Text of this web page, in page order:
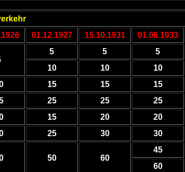
01.12.1927 15.10.1931 01.06.1933
5 5 5
10 10 10
15 15 15
25 25 25
15 20 20
25 30 30
50 60
45
60